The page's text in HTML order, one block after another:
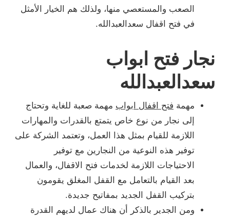
الصعب والمستعصي منها، ولذلك هم الخيار الأمثل
في فتح اقفال سعدالعبدالله.
نجار فتح ابواب
سعدالعبدالله
مهمة فتح اقفال ابواب مهمة صعبة للغاية وتحتاج
إلى نجار من نوع خاص يتمتع بالقدرات والمهارات
اللازمة للقيام بمثل هذا العمل، وتعتمد الشركة على
توفير هذه النوعية من النجارين مع توفير
الاحتياجات اللازمة لخدمات فتح الاقفال، والعمال
بعد القيام بالتعامل مع القفل المغلق يقومون
بتركيب القفل الجديد بمفاتيح جديدة.
ومن الجدير بالذكر أن هناك عمال لديهم القدرة